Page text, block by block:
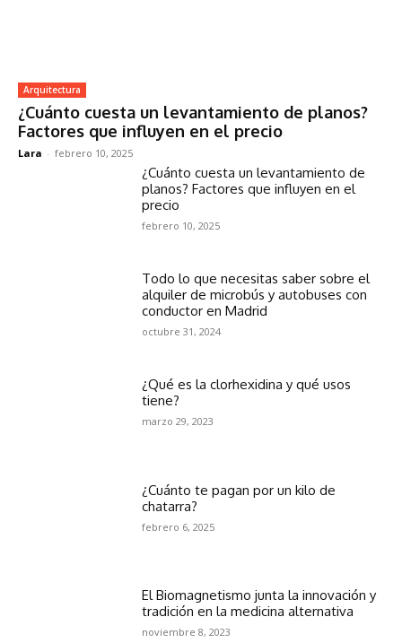
Arquitectura
¿Cuánto cuesta un levantamiento de planos?
Factores que influyen en el precio
Lara - febrero 10, 2025
¿Cuánto cuesta un levantamiento de
planos? Factores que influyen en el
precio
febrero 10, 2025
Todo lo que necesitas saber sobre el
alquiler de microbús y autobuses con
conductor en Madrid
octubre 31, 2024
¿Qué es la clorhexidina y qué usos
tiene?
marzo 29, 2023
¿Cuánto te pagan por un kilo de
chatarra?
febrero 6, 2025
El Biomagnetismo junta la innovación y
tradición en la medicina alternativa
noviembre 8, 2023